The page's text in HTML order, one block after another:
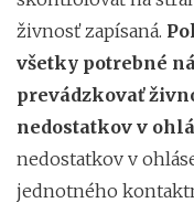
živnosť zapísaná.
všetky potrebné
prevádzkovať
nedostatkov v
nedostatkov v
jednotného